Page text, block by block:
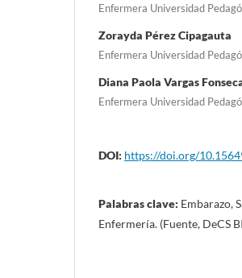
Enfermera Universidad
Zorayda Pérez Cipagauta
Enfermera Universidad
Diana Paola Vargas
Enfermera Universidad
DOI: https://doi.org/
Palabras clave: Embarazo,
Enfermería. (Fuente, DeCS